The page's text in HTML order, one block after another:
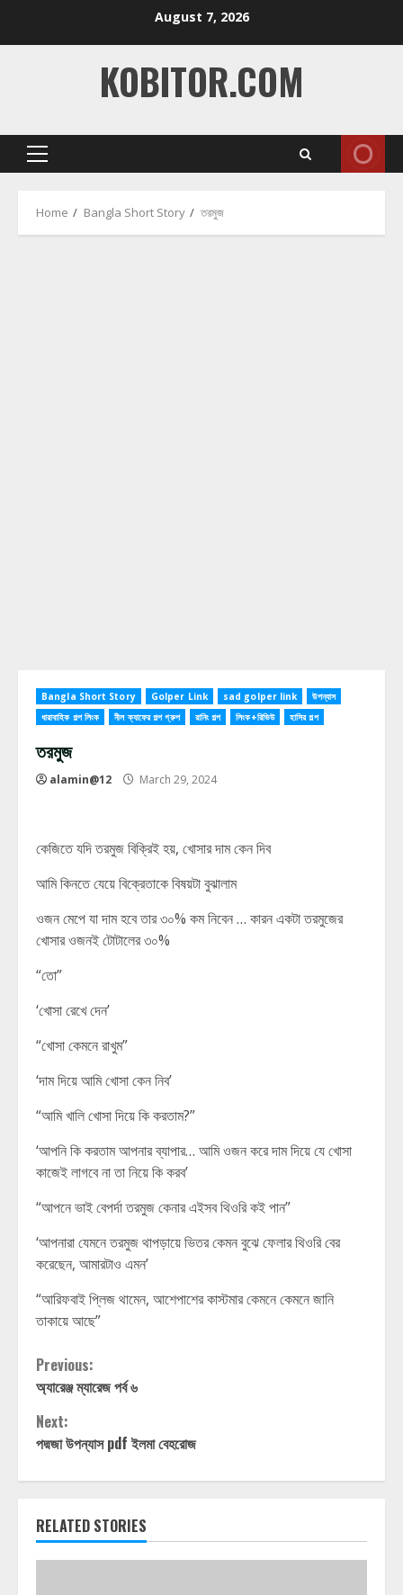
August 7, 2026
KOBITOR.COM
Primary
Home Bangla Short Story তরমুজ
Bangla Short Story Golper Link sad golper link
উপন্যাস
ধারাবাহিক গল্প লিংক
নীল ক্যাফের গল্প গ্রুপ রানিং গল্প লিংক+রিভিউ হাসির গল্প
তরমুজ
alamin@12 March 29, 2024
কেজিতে যদি তরমুজ বিক্রিই হয়, খোসার দাম কেন দিব
আমি কিনতে যেয়ে বিক্রেতাকে বিষয়টা বুঝালাম
ওজন মেপে যা দাম হবে তার ৩০% কম নিবেন … কারন একটা তরমুজের
খোসার ওজনই টোটালের ৩০%
“তো”
‘খোসা রেখে দেন’
“খোসা কেমনে রাখুম”
‘দাম দিয়ে আমি খোসা কেন নিব’
“আমি খালি খোসা দিয়ে কি করতাম?”
‘আপনি কি করতাম আপনার ব্যাপার… আমি ওজন করে দাম দিয়ে যে খোসা
কাজেই লাগবে না তা নিয়ে কি করব’
“আপনে ভাই বেপর্দা তরমুজ কেনার এইসব থিওরি কই পান”
‘আপনারা যেমনে তরমুজ থাপড়ায়ে ভিতর কেমন বুঝে ফেলার থিওরি বের
করেছেন, আমারটাও এমন’
“আরিফবাই প্লিজ থামেন, আশেপাশের কাস্টমার কেমনে কেমনে জানি
তাকায়ে আছে”
Continue
Reading
Previous:
অ্যারেঞ্জ ম্যারেজ পর্ব ৬
Next:
পদ্মজা উপন্যাস pdf ইলমা বেহরোজ
RELATED STORIES